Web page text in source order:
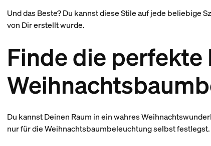
Und das Beste? Du kannst diese Stile auf jede beliebige
von Dir erstellt wurde.
Finde die
Du kannst Deinen Raum in ein wahres
nur für die Weihnachtsbaumbeleuchtung selbst festlegst.